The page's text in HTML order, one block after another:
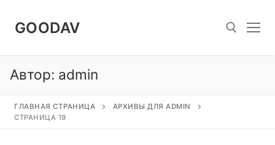
содержимому
GOODAV
Автор: admin
ГЛАВНАЯ СТРАНИЦА
АРХИВЫ ДЛЯ ADMIN
СТРАНИЦА 19